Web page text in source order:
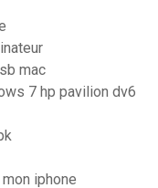
mac
7 hp pavilion dv6
iphone